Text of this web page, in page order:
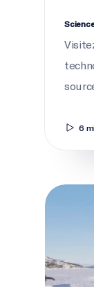
6
S’unir